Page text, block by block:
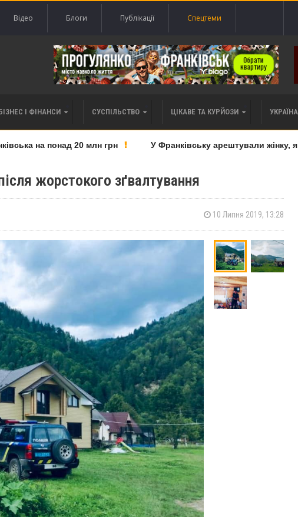
Відео Блоги Публікації Спецтеми
І ФІНАНСИ СУСПІЛЬСТВО ЦІКАВЕ ТА КУРЙОЗИ
на понад 20 млн грн У Франківську арештували жінку,
жорстокого зґвалтування
10 Липня 2019, 13:28